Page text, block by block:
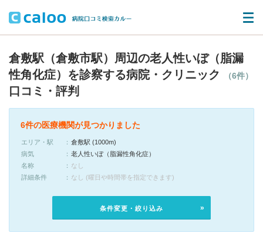
倉敷駅（倉敷市駅）周辺の老人性いぼ（脂漏
性角化症）を診察する病院・クリニック
（6件）
口コミ・評判
6件の医療機関が見つかりました
エリア・駅
倉敷駅 (1000m)
病気
老人性いぼ（脂漏性角化症）
名称
なし
詳細条件
なし (曜日や時間帯を指定できます)
条件変更・絞り込み